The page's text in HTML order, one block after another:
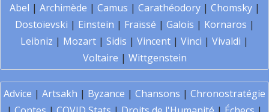
Abel | Archimède | Camus | Carathéodory| Chomsky|
Dostoïevski | Einstein | Fraïssé | Galois | Kornaros |
Leibniz | Mozart | Sidis | Vincent | Vinci | Vivaldi |
Voltaire | Wittgenstein
Advice | Artsakh | Byzance | Chansons | Chronostratégie